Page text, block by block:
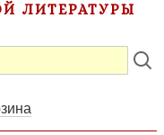
ЛИТЕРАТУРЫ